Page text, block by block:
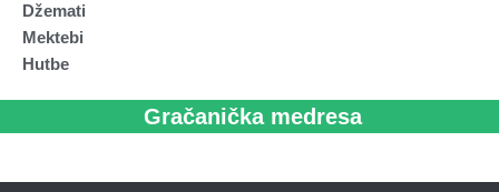
Džemati
Mektebi
Hutbe
Gračanička medresa